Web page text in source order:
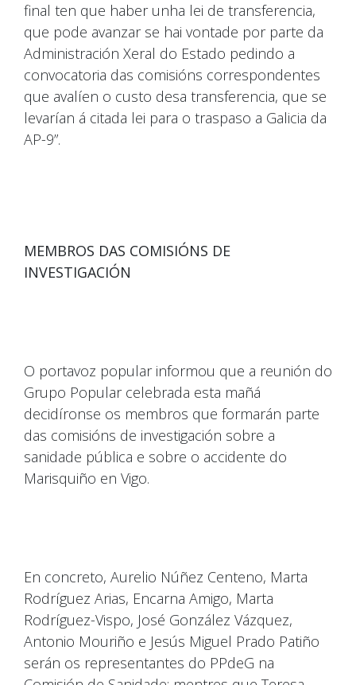
final ten que haber unha lei de transferencia,
que pode avanzar se hai vontade por parte da
Administración Xeral do Estado pedindo a
convocatoria das comisións correspondentes
que avalíen o custo desa transferencia, que se
levarían á citada lei para o traspaso a Galicia da
AP-9”.
MEMBROS DAS COMISIÓNS DE
INVESTIGACIÓN
O portavoz popular informou que a reunión do
Grupo Popular celebrada esta mañá
decidíronse os membros que formarán parte
das comisións de investigación sobre a
sanidade pública e sobre o accidente do
Marisquiño en Vigo.
En concreto, Aurelio Núñez Centeno, Marta
Rodríguez Arias, Encarna Amigo, Marta
Rodríguez-Vispo, José González Vázquez,
Antonio Mouriño e Jesús Miguel Prado Patiño
serán os representantes do PPdeG na